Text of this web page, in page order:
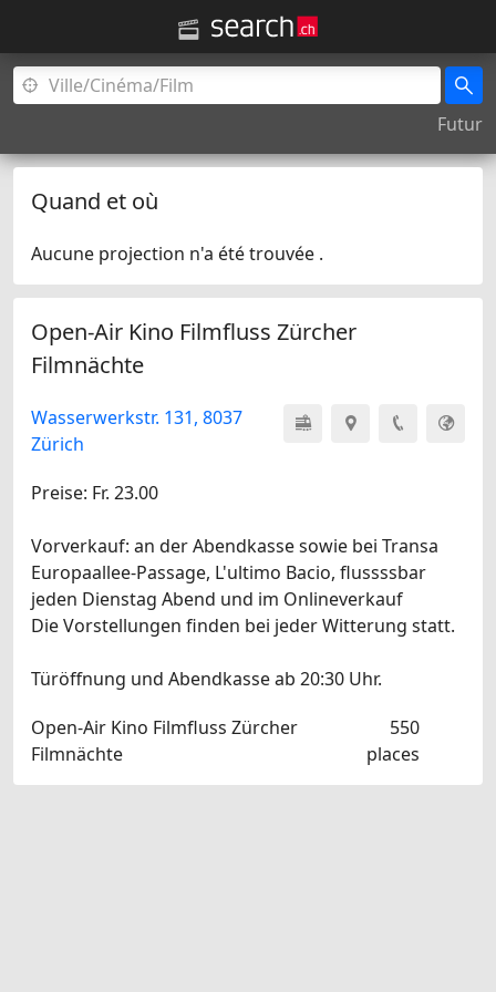
Futur
Quand et où
Aucune projection n'a été trouvée .
Open-Air Kino Filmfluss Zürcher
Filmnächte
Wasserwerkstr. 131, 8037
Zürich
Preise: Fr. 23.00
Vorverkauf: an der Abendkasse sowie bei Transa
Europaallee-Passage, L'ultimo Bacio, flussssbar
jeden Dienstag Abend und im Onlineverkauf
Die Vorstellungen finden bei jeder Witterung statt.
Türöffnung und Abendkasse ab 20:30 Uhr.
Open-Air Kino Filmfluss Zürcher
Filmnächte
550
places